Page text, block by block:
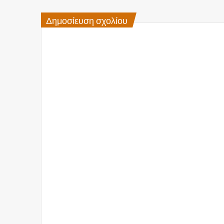
Δημοσίευση σχολίου